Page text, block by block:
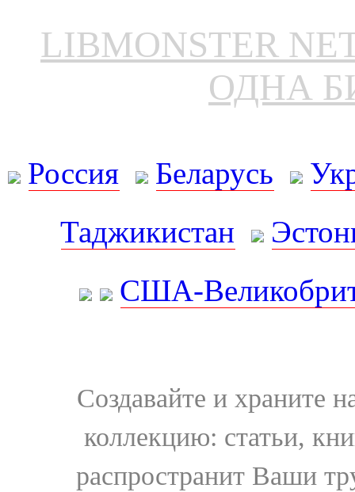
LIBMONSTER
ОДНА
Россия Беларусь
Таджикистан
США-
Создавайте и храните
коллекцию: статьи,
распространит Ваши